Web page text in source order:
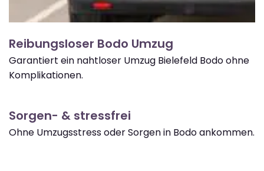
Reibungsloser Bodo Umzug
Garantiert ein nahtloser Umzug Bielefeld Bodo ohne
Komplikationen.
Sorgen- & stressfrei
Ohne Umzugsstress oder Sorgen in Bodo ankommen.